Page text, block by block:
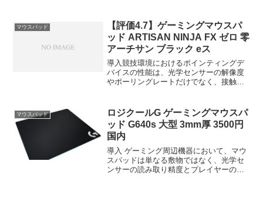
マウスパッド
【評価4.7】ゲーミングマウスパ
ッド ARTISAN NINJA FX ゼロ 零
アーチサン ブラック eス
導入競技環境におけるポインティングデ
バイスの性能は、光学センサーの解像度
やポーリングレートだけでなく、接触面
ロ 零 アーチサン ブラック eスポーツ
大...
マウスパッド
ロジクールG ゲーミングマウスパ
ッド G640s 大型 3mm厚 3500円
国内
導入 ゲーミング周辺機器において、マウ
スパッドは単なる敷物ではなく、光学セ
ンサーの読み取り精度とプレイヤーの物